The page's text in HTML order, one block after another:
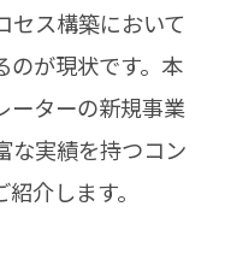
セス構築において
のが現状です。本
ーターの新規事業
な実績を持つコン
介します。